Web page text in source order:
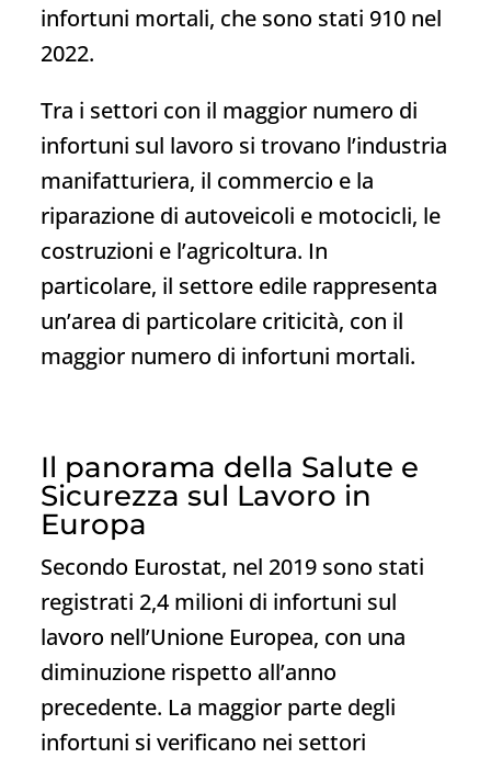
infortuni mortali, che sono stati 910 nel
2022.
Tra i settori con il maggior numero di
infortuni sul lavoro si trovano l’industria
manifatturiera, il commercio e la
riparazione di autoveicoli e motocicli, le
costruzioni e l’agricoltura. In
particolare, il settore edile rappresenta
un’area di particolare criticità, con il
maggior numero di infortuni mortali.
Il panorama della Salute e
Sicurezza sul Lavoro in
Europa
Secondo Eurostat, nel 2019 sono stati
registrati 2,4 milioni di infortuni sul
lavoro nell’Unione Europea, con una
diminuzione rispetto all’anno
precedente. La maggior parte degli
infortuni si verificano nei settori